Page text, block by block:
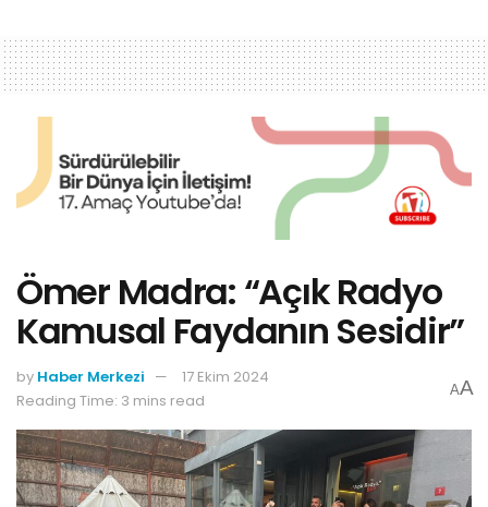
Ömer Madra: “Açık Radyo
Kamusal Faydanın Sesidir”
by Haber Merkezi
17 Ekim 2024
Reading Time: 3 mins read
AA